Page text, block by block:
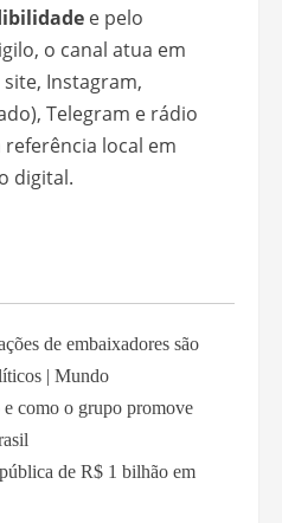
e pelo
o canal atua em
Instagram,
Telegram e rádio
local em
digital.
de embaixadores são
| Mundo
como o grupo promove
de R$ 1 bilhão em